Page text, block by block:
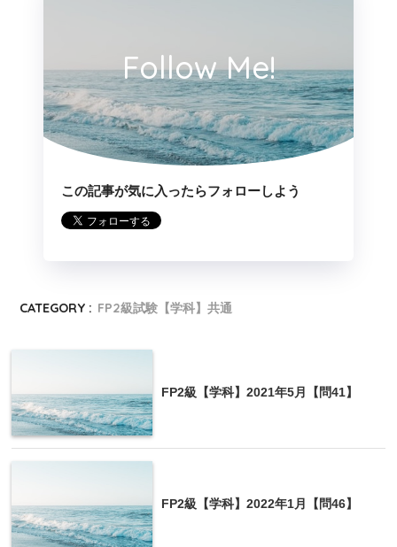
Follow Me!
この記事が気に入ったらフォローしよう
CATEGORY : FP2級試験【学科】共通
FP2級【学科】2021年5月【問41】
FP2級【学科】2022年1月【問46】